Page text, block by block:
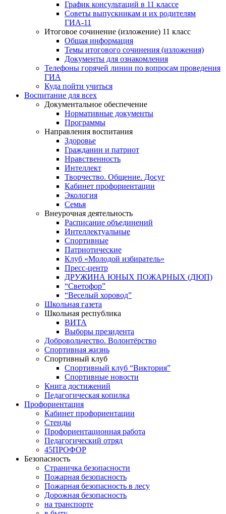
График консультаций в 11 классе
Советы выпускникам и их родителям
ГИА-11
Итоговое сочинение (изложение) 11 класс
Общая информация
Темы итогового сочинения (изложения)
Документы для ознакомления
Телефоны горячей линии по вопросам проведения
ГИА
Куда пойти учиться
Воспитание для всех
Документальное обеспечение
Нормативные документы
Программы
Направления воспитания
Здоровье
Гражданин и патриот
Нравственность
Интеллект
Творчество. Общение. Досуг
Кабинет профориентации
Экология
Семья
Внеурочная деятельность
Расписание объединений
Интеллектуальные
Спортивные
Патриотические
Клуб «Молодой избиратель»
Пресс-центр
ДРУЖИНА ЮНЫХ ПОЖАРНЫХ (ДЮП)
“Светофор”
“Веселый хоровод”
Школьная газета
Школьная республика
ВИТА
Выборы президента
Добровольчество. Волонтёрство
Спортивная жизнь
Спортивный клуб
Спортивный клуб “Виктория”
Спортивные новости
Книга достижений
Педагогическая копилка
Профориентация
Кабинет профориентации
Стенды
Профориентационная работа
Педагогический отряд
45ПРОФОР
Безопасность
Страничка безопасности
Пожарная безопасность
Пожарная безопасность в лесу
Дорожная безопасность
на транспорте